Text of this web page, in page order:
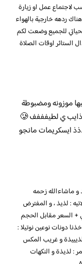
لاجتماع عمل او زيارة
ردهه خارجية بالهواء
للجميع وضعت لكم
الستائر اوقات الصلاة
موزونه ومضبوطة
ولذيذ جدا عندهم كوكيز يمي الشوكلت جوى ذايب ي لطيفففف 🥲
ايسكريمات مانجو
ماشاءالله زحمه
: لذيذ ، و المفترض
+ السعر مقابل الحجم
٧/١٠ فلات وايت : يممممم و مضبوطة ٩/١٠ اخذنا دونات نوعين نوتيلا :
تشيزكيك فراولة لذيييذة و غريب المكس
: لذيذة و النكهات